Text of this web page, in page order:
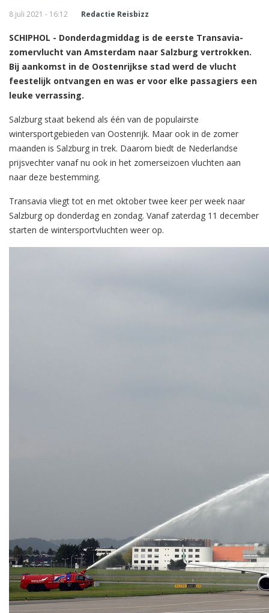
8 juli 2021 - 16:12 Redactie Reisbizz
SCHIPHOL - Donderdagmiddag is de eerste Transavia-
zomervlucht van Amsterdam naar Salzburg vertrokken.
Bij aankomst in de Oostenrijkse stad werd de vlucht
feestelijk ontvangen en was er voor elke passagiers een
leuke verrassing.
Salzburg staat bekend als één van de populairste
wintersportgebieden van Oostenrijk. Maar ook in de zomer
maanden is Salzburg in trek. Daarom biedt de Nederlandse
prijsvechter vanaf nu ook in het zomerseizoen vluchten aan
naar deze bestemming.
Transavia vliegt tot en met oktober twee keer per week naar
Salzburg op donderdag en zondag. Vanaf zaterdag 11 december
starten de wintersportvluchten weer op.